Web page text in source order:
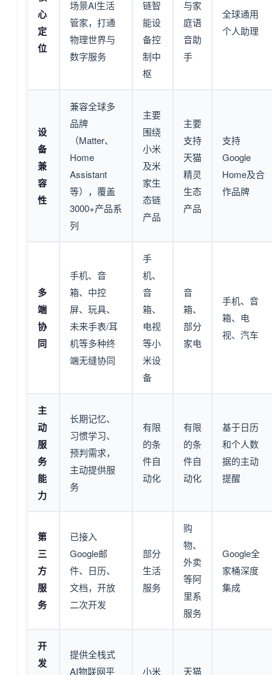
心
定
位
场景AI生活
管家，打通
物理世界与
数字服务
链智
能设
备控
制中
枢
与家
庭语
音助
手
全球通用
个人助理
设
备
兼
容
性
兼容全球多
品牌
（Matter、
Home
Assistant
等），覆盖
3000+产品系
列
主要
围绕
小米
及米
家生
态链
产品
主要
支持
天猫
精灵
生态
产品
支持
Google
Home及合
作品牌
多
端
协
同
手机、音
箱、中控
屏、玩具、
未来手表/耳
机等多种终
端无缝协同
手
机、
音
箱、
电视
等小
米设
备
音
箱、
部分
家电
手机、音
箱、电
视、汽车
主
动
服
务
能
力
长期记忆、
习惯学习、
预判需求，
主动提供服
务
有限
的条
件自
动化
有限
的条
件自
动化
基于日历
和个人数
据的主动
提醒
第
三
方
服
务
已接入
Google邮
件、日历、
文档，开放
二次开发
部分
生活
服务
购
物、
外卖
等阿
里系
服务
Google全
家桶深度
集成
开
发
提供全栈式
AI物联网平
小米 天猫